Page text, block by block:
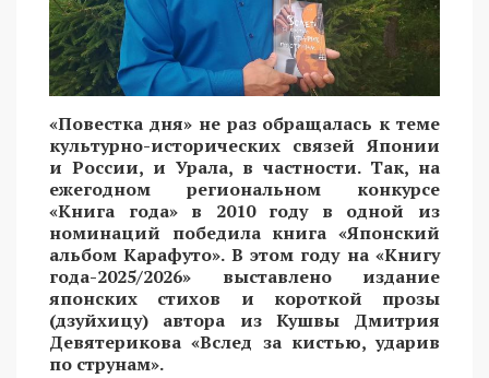
«Повестка дня» не раз обращалась к теме
культурно-исторических связей Японии
и России, и Урала, в частности. Так, на
ежегодном региональном конкурсе
«Книга года» в 2010 году в одной из
номинаций победила книга «Японский
альбом Карафуто». В этом году на «Книгу
года-2025/2026» выставлено издание
японских стихов и короткой прозы
(дзуйхицу) автора из Кушвы Дмитрия
Девятерикова «Вслед за кистью, ударив
по струнам».